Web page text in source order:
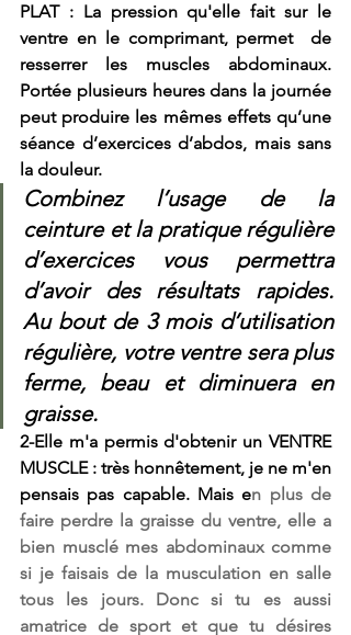
PLAT : La pression qu'elle fait sur le
ventre en le comprimant, permet  de
resserrer les muscles abdominaux.
Portée plusieurs heures dans la journée
peut produire les mêmes effets qu’une
séance d’exercices d’abdos, mais sans
la douleur.
Combinez l’usage de la
ceinture et la pratique régulière
d’exercices vous permettra
d’avoir des résultats rapides.
Au bout de 3 mois d’utilisation
régulière, votre ventre sera plus
ferme, beau et diminuera en
graisse.
2-Elle m'a permis d'obtenir un VENTRE
MUSCLE : très honnêtement, je ne m'en
pensais pas capable. Mais en plus de
faire perdre la graisse du ventre, elle a
bien musclé mes abdominaux comme
si je faisais de la musculation en salle
tous les jours. Donc si tu es aussi
amatrice de sport et que tu désires